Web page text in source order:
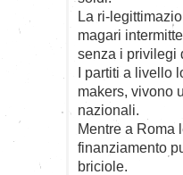
La ri-
magari
senza i privilegi
I partiti a livello
makers, vivono
nazionali.
Mentre a Roma
finanziamento
briciole.